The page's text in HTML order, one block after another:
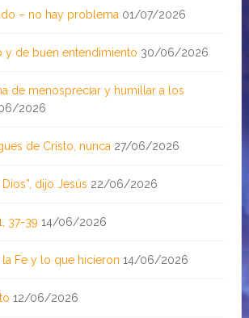
– no hay problema 01/07/2026
y de buen entendimiento 30/06/2026
de menospreciar y humillar a los
2026
de Cristo, nunca 27/06/2026
dijo Jesús 22/06/2026
37-39 14/06/2026
la Fe y lo que hicieron 14/06/2026
12/06/2026